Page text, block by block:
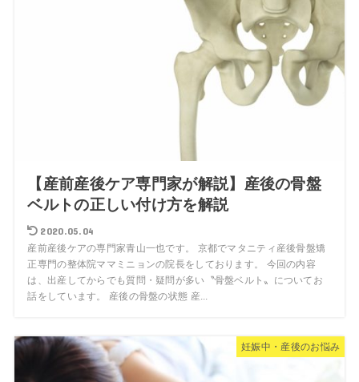
【産前産後ケア専門家が解説】産後の骨盤
ベルトの正しい付け方を解説
2020.05.04
産前産後ケアの専門家青山一也です。 京都でマタニティ産後骨盤矯
正専門の整体院ママミニョンの院長をしております。 今回の内容
は、出産してからでも質問・疑問が多い〝骨盤ベルト〟についてお
話をしています。 産後の骨盤の状態 産...
妊娠中・産後のお悩み